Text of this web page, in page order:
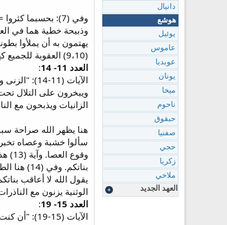
وذبيحة خطية هما في
يهتمون به أن يملأوا
(9،10) العقوبة للجميع كهنة وشعب. ولن تكون لهم بركة في شئ = يأكلون ولا يشبعون.
العدد 11- 14
:
الآيات
ويبخرون على التلال
الزانيات ويذبحون مع
هنا يظهر الله صراحة
سألوا خشبة وعصاه
بناتكم.
يقول الله لا أعاقب
الوثنية يزنون مع
العدد 15- 19
:
الآيات
دانيال
هوشع
يوئيل
عاموس
عوبديا
يونان
ميخا
ناحوم
حبقوق
صفنيا
حجي
زكريا
ملاخي
العهد الجديد